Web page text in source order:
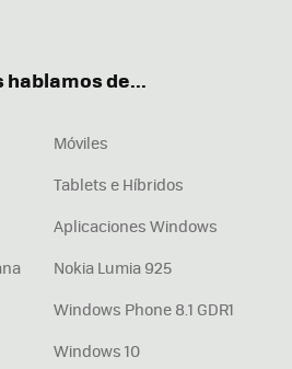
hablamos de...
Móviles
Tablets e Híbridos
Aplicaciones Windows
Nokia Lumia 925
Windows Phone 8.1 GDR1
Windows 10